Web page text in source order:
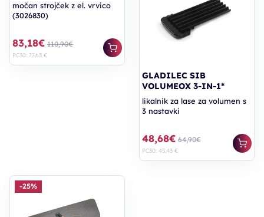
močan strojček z el. vrvico
(3026830)
83,18€ 110,90€
PC30: 77,63 €
GLADILEC SIB
VOLUMEOX 3-IN-1*
likalnik za lase za volumen s
3 nastavki
48,68€ 64,90€
PC30: 45,43 €
-25%